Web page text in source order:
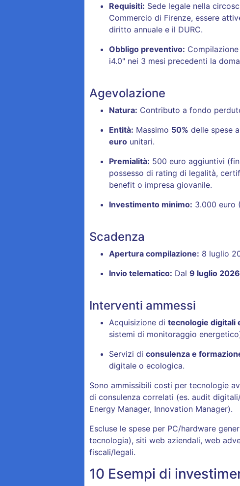
Requisiti: Sede legale nella
Commercio di Firenze, essere
diritto annuale e il DURC.
Obbligo preventivo:
i4.0" nei 3 mesi precedenti la
Agevolazione
Natura: Contributo a fondo
Entità: Massimo 50% delle spese
euro unitari.
Premialità: 500 euro aggiuntivi
possesso di rating di legalità,
benefit o impresa giovanile.
Investimento minimo: 3.000 euro
Scadenza
Apertura compilazione: 8 luglio
Invio telematico: Dal 9 luglio
Interventi ammessi
Acquisizione di tecnologie digitali
sistemi di monitoraggio
Servizi di consulenza e
digitale o ecologica.
Sono ammissibili costi per tecnologie
di consulenza correlati (es. audit
Energy Manager, Innovation Manager).
Escluse le spese per PC/hardware
tecnologia), siti web aziendali, web
fiscali/legali.
10 Esempi di